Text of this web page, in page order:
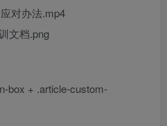
对办法.mp4
文档.png
box + .article-custom-